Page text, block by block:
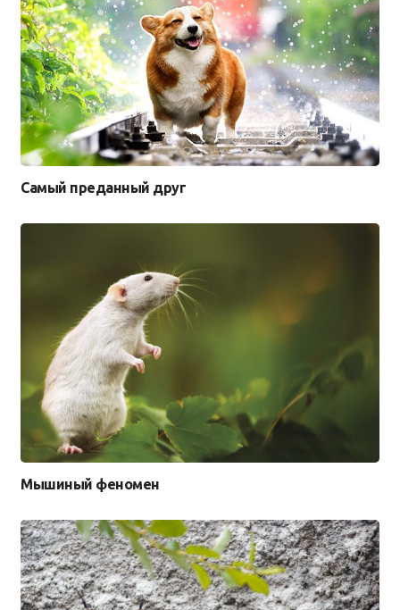
Самый преданный друг
Мышиный феномен